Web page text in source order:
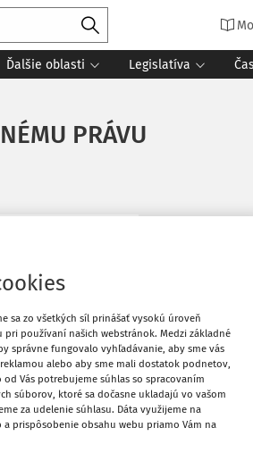
Ďalšie oblasti Legislatíva
PRÁVU
sa
bohaté
na
a
práve.
Stiahnuť
Zdieľať
sa zo všetkých síl prinášať vysokú úroveň
používaní našich webstránok. Medzi základné
správne fungovalo vyhľadávanie, aby sme vás
alebo aby sme mali dostatok podnetov,
Vás potrebujeme súhlas so spracovaním
súborov, ktoré sa dočasne ukladajú vo vašom
za udelenie súhlasu. Dáta využijeme na
a prispôsobenie obsahu webu priamo Vám na